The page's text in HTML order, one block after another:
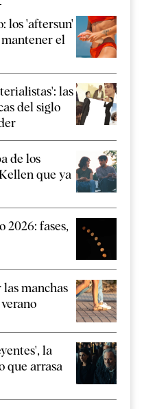
los 'aftersun'
el
las
del siglo
de los
que ya
2026: fases,
manchas
la
que arrasa